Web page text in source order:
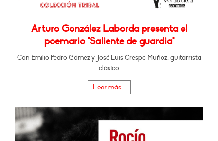
Arturo González Laborda presenta el
poemario "Saliente de guardia"
Con Emilio Pedro Gómez y José Luis Crespo Muñoz, guitarrista
clásico
Leer más...